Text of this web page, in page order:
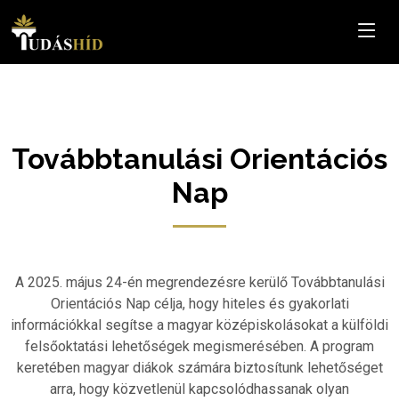
Továbbtanulási Orientációs
Nap
A 2025. május 24-én megrendezésre kerülő Továbbtanulási
Orientációs Nap célja, hogy hiteles és gyakorlati
információkkal segítse a magyar középiskolásokat a külföldi
felsőoktatási lehetőségek megismerésében. A program
keretében magyar diákok számára biztosítunk lehetőséget
arra, hogy közvetlenül kapcsolódhassanak olyan